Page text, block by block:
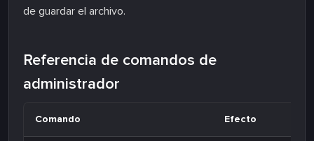
de guardar el archivo.
Referencia de comandos de
administrador
Comando Efecto